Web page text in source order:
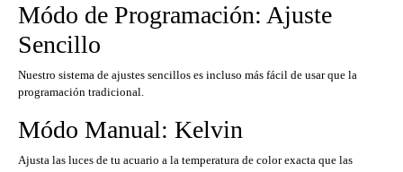
Módo de Programación: Ajuste
Sencillo
Nuestro sistema de ajustes sencillos es incluso más fácil de usar que la
programación tradicional.
Módo Manual: Kelvin
Ajusta las luces de tu acuario a la temperatura de color exacta que las